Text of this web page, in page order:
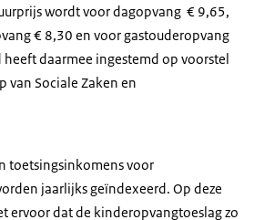
wordt voor dagopvang € 9,65,
€ 8,30 en voor gastouderopvang
daarmee ingestemd op voorstel
van Sociale Zaken en
toetsingsinkomens voor
jaarlijks geïndexeerd. Op deze
ervoor dat de kinderopvangtoeslag zo